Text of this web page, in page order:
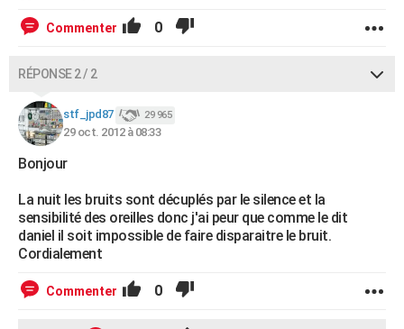
Commenter 0
RÉPONSE 2 / 2
stf_jpd87 29 965
29 oct. 2012 à 08:33
Bonjour
La nuit les bruits sont décuplés par le silence et la
sensibilité des oreilles donc j'ai peur que comme le dit
daniel il soit impossible de faire disparaitre le bruit.
Cordialement
Commenter 0